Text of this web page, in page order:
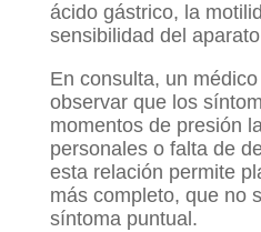
ácido gástrico, la
sensibilidad del
En consulta, un
observar que los
momentos de presión
personales o falta de
esta relación permite
más completo, que no
síntoma puntual.